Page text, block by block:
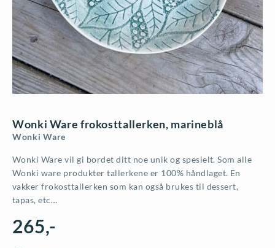
Wonki Ware frokosttallerken, marineblå
Wonki Ware
Wonki Ware vil gi bordet ditt noe unik og spesielt. Som alle
Wonki ware produkter tallerkene er 100% håndlaget. En
vakker frokosttallerken som kan også brukes til dessert,
tapas, etc…
265,-